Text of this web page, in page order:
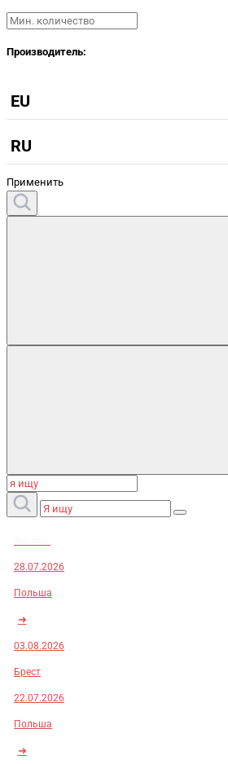
Производитель:
EU
RU
Применить
28.07.2026
Польша
➜
03.08.2026
Брест
22.07.2026
Польша
➜